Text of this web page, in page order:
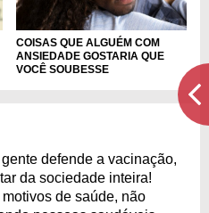
COISAS QUE ALGUÉM COM
ANSIEDADE GOSTARIA QUE
VOCÊ SOUBESSE
defende a vacinação,
da sociedade inteira!
de saúde, não